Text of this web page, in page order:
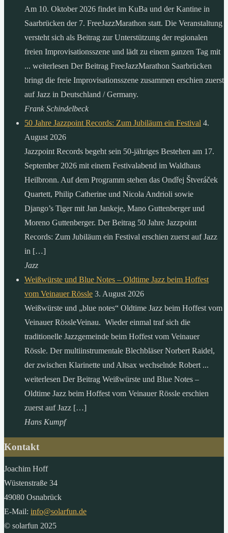
Am 10. Oktober 2026 findet im KuBa und der Kantine in
Saarbrücken der 7. FreeJazzMarathon statt. Die Veranstaltung
versteht sich als Beitrag zur Unterstützung der regionalen
freien Improvisationsszene und lädt zu einem ganzen Tag mit
... weiterlesen Der Beitrag FreeJazzMarathon Saarbrücken
bringt die freie Improvisationsszene zusammen erschien zuerst
auf Jazz in Deutschland / Germany.
Frank Schindelbeck
50 Jahre Jazzpoint Records: Zum Jubiläum ein Festival 4.
August 2026
Jazzpoint Records begeht sein 50-jähriges Bestehen am 17.
September 2026 mit einem Festivalabend im Waldhaus
Heilbronn. Auf dem Programm stehen das Ondřej Štveráček
Quartett, Philip Catherine und Nicola Andrioli sowie
Django’s Tiger mit Jan Jankeje, Mano Guttenberger und
Moreno Guttenberger. Der Beitrag 50 Jahre Jazzpoint
Records: Zum Jubiläum ein Festival erschien zuerst auf Jazz
in […]
Jazz
Weißwürste und Blue Notes – Oldtime Jazz beim Hoffest
vom Veinauer Rössle 3. August 2026
Weißwürste und „blue notes“ Oldtime Jazz beim Hoffest vom
Veinauer RössleVeinau. Wieder einmal traf sich die
traditionelle Jazzgemeinde beim Hoffest vom Veinauer
Rössle. Der multiinstrumentale Blechbläser Norbert Raidel,
der zwischen Klarinette und Altsax wechselnde Robert ...
weiterlesen Der Beitrag Weißwürste und Blue Notes –
Oldtime Jazz beim Hoffest vom Veinauer Rössle erschien
zuerst auf Jazz […]
Hans Kumpf
Kontakt
Joachim Hoff
Wüstenstraße 34
49080 Osnabrück
E-Mail: info@solarfun.de
© solarfun 2025